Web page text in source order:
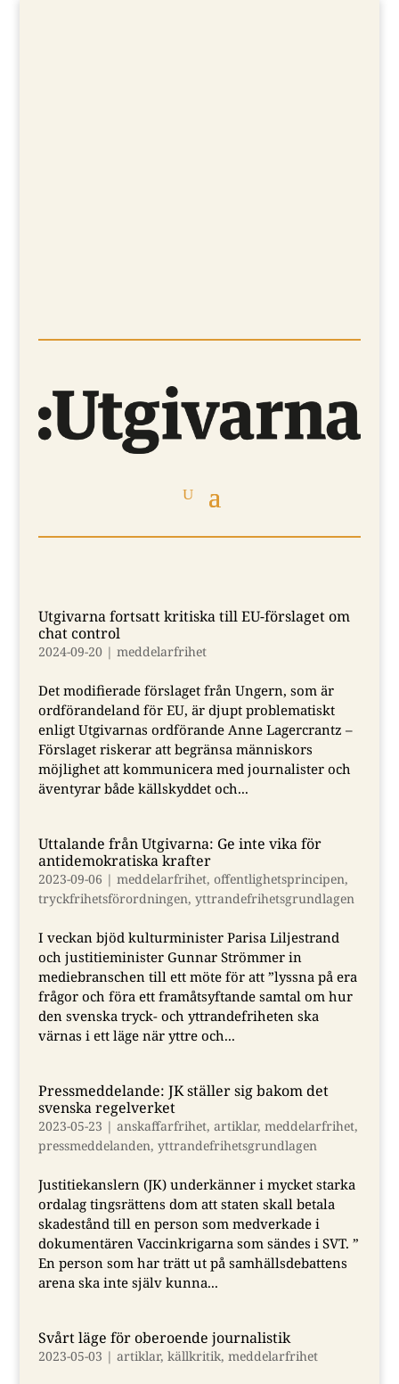
Utgivarna fortsatt kritiska till EU-förslaget om
chat control
2024-09-20| meddelarfrihet
Det modifierade förslaget från Ungern, som är
ordförandeland för EU, är djupt problematiskt
enligt Utgivarnas ordförande Anne Lagercrantz –
Förslaget riskerar att begränsa människors
möjlighet att kommunicera med journalister och
äventyrar både källskyddet och...
Uttalande från Utgivarna: Ge inte vika för
antidemokratiska krafter
2023-09-06 | meddelarfrihet, offentlighetsprincipen,
tryckfrihetsförordningen, yttrandefrihetsgrundlagen
I veckan bjöd kulturminister Parisa Liljestrand
och justitieminister Gunnar Strömmer in
mediebranschen till ett möte för att ”lyssna på era
frågor och föra ett framåtsyftande samtal om hur
den svenska tryck- och yttrandefriheten ska
värnas i ett läge när yttre och...
Pressmeddelande: JK ställer sig bakom det
svenska regelverket
2023-05-23 | anskaffarfrihet, artiklar, meddelarfrihet,
pressmeddelanden, yttrandefrihetsgrundlagen
Justitiekanslern (JK) underkänner i mycket starka
ordalag tingsrättens dom att staten skall betala
skadestånd till en person som medverkade i
dokumentären Vaccinkrigarna som sändes i SVT. ”
En person som har trätt ut på samhällsdebattens
arena ska inte själv kunna...
Svårt läge för oberoende journalistik
2023-05-03 | artiklar, källkritik, meddelarfrihet